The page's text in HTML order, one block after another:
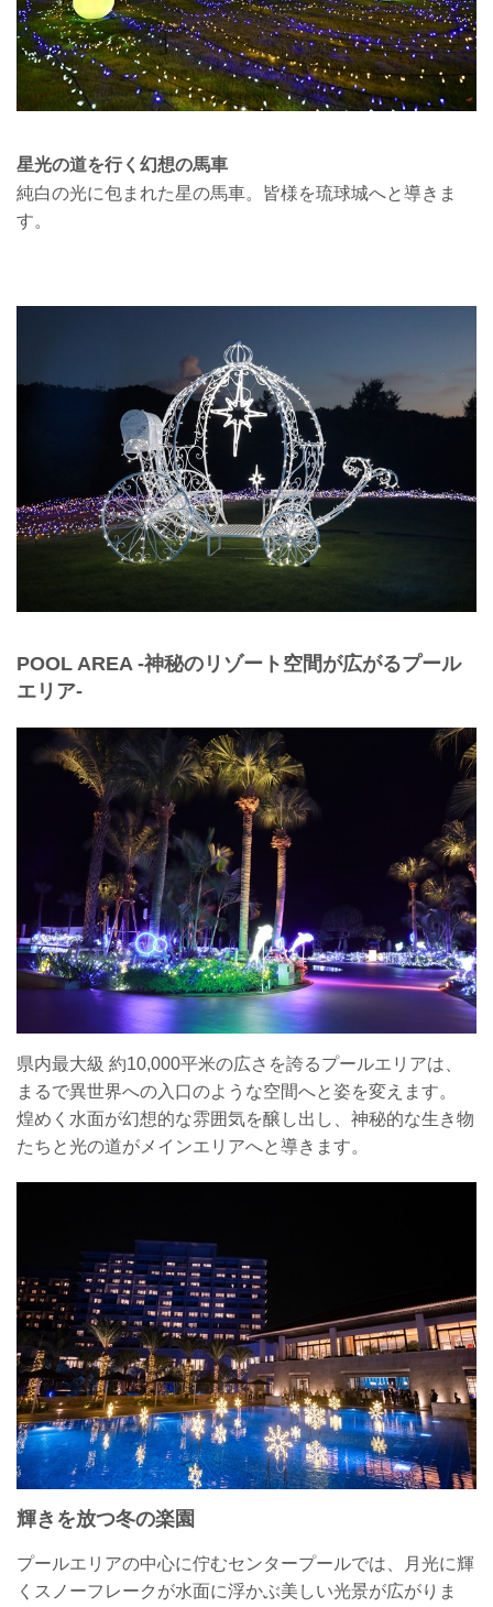
星光の道を行く幻想の馬車
純白の光に包まれた星の馬車。皆様を琉球城へと導きま
す。
POOL AREA -神秘のリゾート空間が広がるプール
エリア-
県内最大級 約10,000平米の広さを誇るプールエリアは、
まるで異世界への入口のような空間へと姿を変えます。
煌めく水面が幻想的な雰囲気を醸し出し、神秘的な生き物
たちと光の道がメインエリアへと導きます。
輝きを放つ冬の楽園
プールエリアの中心に佇むセンタープールでは、月光に輝
くスノーフレークが水面に浮かぶ美しい光景が広がりま